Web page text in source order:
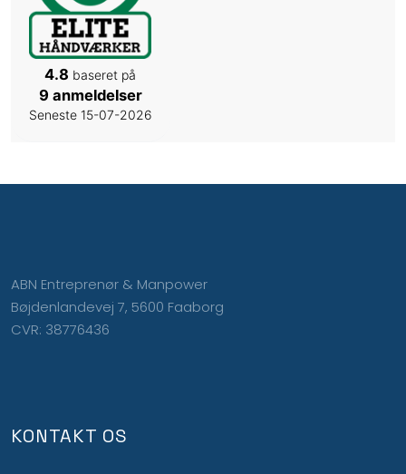
4.8 baseret på
9 anmeldelser
Seneste 15-07-2026
ABN Entreprenør & Manpower
Bøjdenlandevej 7, 5600 Faaborg
CVR: 38776436
KONTAKT OS